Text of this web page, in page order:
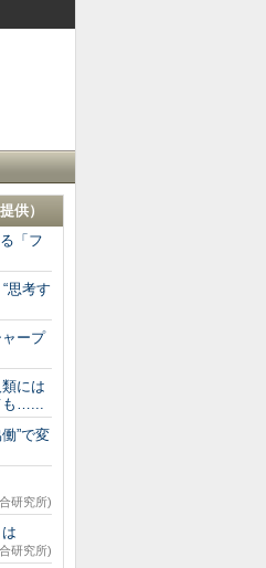
提供）
「フ
思考す
ープ
には
も…...
”で変
研究所)
研究所)